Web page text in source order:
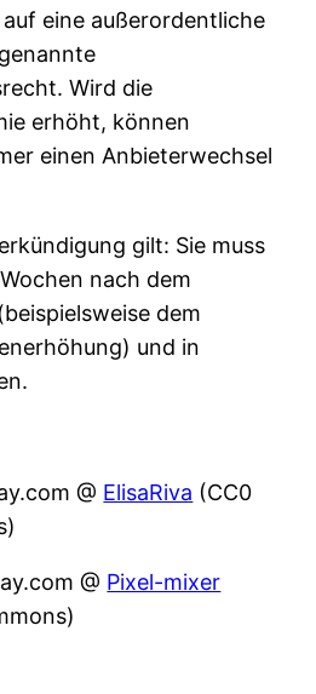
eine außerordentliche
Wird die
erhöht, können
einen Anbieterwechsel
gilt: Sie muss
nach dem
dem
und in
@ ElisaRiva (CC0
@ Pixel-mixer